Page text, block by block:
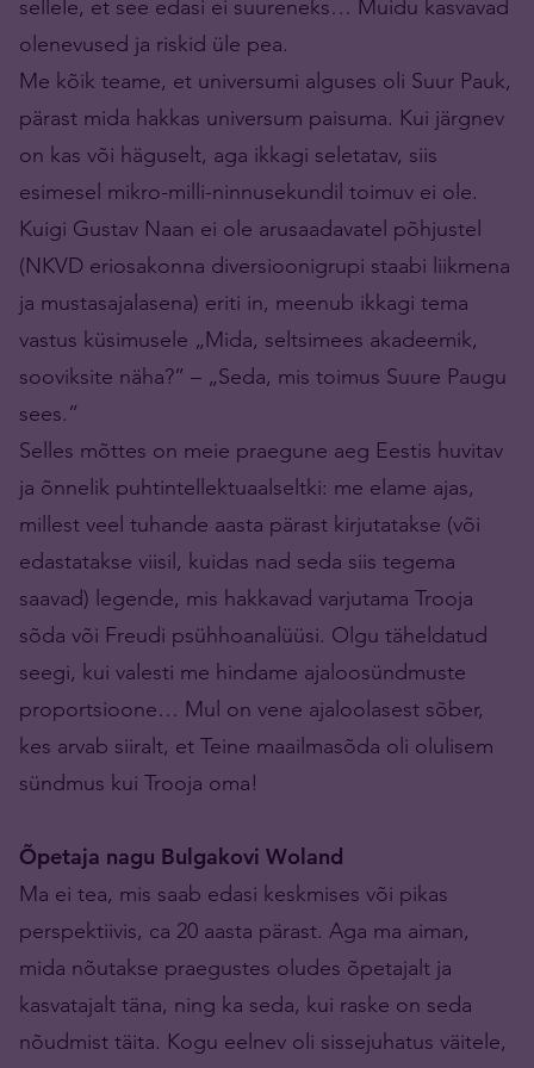
sellele, et see edasi ei suureneks… Muidu kasvavad
olenevused ja riskid üle pea.
Me kõik teame, et universumi alguses oli Suur Pauk,
pärast mida hak­kas universum paisuma. Kui järgnev
on kas või häguselt, aga ikkagi seletatav, siis
esimesel mikro-milli-ninnusekundil toimuv ei ole.
Kuigi Gustav Naan ei ole arusaadavatel põhjustel
(NKVD eriosakonna diversioonigrupi staabi liikmena
ja mustasajalasena) eriti in, meenub ikkagi tema
vastus küsimusele „Mida, seltsimees akadeemik,
sooviksite näha?” – „Seda, mis toimus Suure Paugu
sees.”
Selles mõttes on meie praegune aeg Eestis huvitav
ja õnnelik puhtintellektuaalseltki: me elame ajas,
millest veel tuhande aasta pärast kirjutatakse (või
edastatakse viisil, kuidas nad seda siis tegema
saavad) legende, mis hakkavad varjutama Trooja
sõda või Freudi psühhoanalüüsi. Olgu täheldatud
seegi, kui valesti me hindame ajaloosündmuste
proportsioone… Mul on vene ajaloolasest sõber,
kes arvab siiralt, et Teine maailmasõda oli olulisem
sündmus kui Trooja oma!
Õpetaja nagu Bulgakovi Woland
Ma ei tea, mis saab edasi keskmises või pikas
perspektiivis, ca 20 aasta pärast. Aga ma aiman,
mida nõutakse praegustes oludes õpetajalt ja
kasvatajalt täna, ning ka seda, kui raske on seda
nõudmist täita. Kogu eelnev oli sissejuhatus väitele,